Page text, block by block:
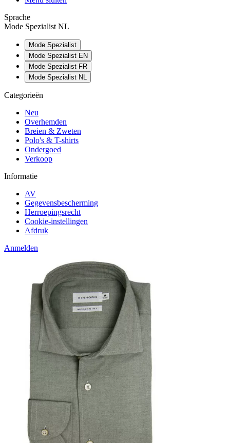
Sprache
Mode Spezialist NL
Mode Spezialist
Mode Spezialist EN
Mode Spezialist FR
Mode Spezialist NL
Categorieën
Neu
Overhemden
Breien & Zweten
Polo's & T-shirts
Ondergoed
Verkoop
Informatie
AV
Gegevensbescherming
Herroepingsrecht
Cookie-instellingen
Afdruk
Anmelden